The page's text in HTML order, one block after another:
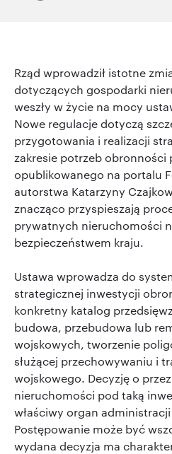
Rząd wprowadził istotne
dotyczących gospodarki
weszły w życie na mocy
Nowe regulacje dotyczą
przygotowania i realizacji
zakresie potrzeb obronności
opublikowanego na portalu
autorstwa Katarzyny
znacząco przyspieszają
prywatnych nieruchomości
bezpieczeństwem kraju.
Ustawa wprowadza do
strategicznej inwestycji
konkretny katalog
budowa, przebudowa lub
wojskowych, tworzenie
służącej przechowywaniu i
wojskowego. Decyzję o
nieruchomości pod taką
właściwy organ
Postępowanie może być
wydana decyzja ma